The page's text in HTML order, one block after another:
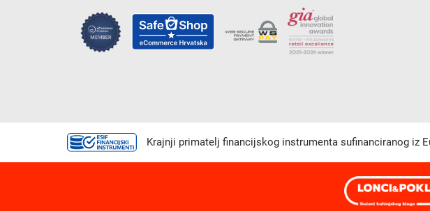
Krajnji primatelj financijskog instrumenta sufinanciranog iz